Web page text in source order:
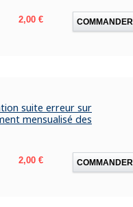
Prix
2,00 € COMMANDER
suite erreur sur
mensualisé des
Prix
2,00 € COMMANDER